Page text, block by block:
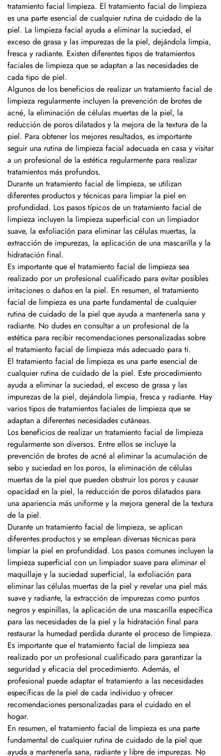
tratamiento facial limpieza. El tratamiento facial de limpieza
es una parte esencial de cualquier rutina de cuidado de la
piel. La limpieza facial ayuda a eliminar la suciedad, el
exceso de grasa y las impurezas de la piel, dejándola limpia,
fresca y radiante. Existen diferentes tipos de tratamientos
faciales de limpieza que se adaptan a las necesidades de
cada tipo de piel.
Algunos de los beneficios de realizar un tratamiento facial de
limpieza regularmente incluyen la prevención de brotes de
acné, la eliminación de células muertas de la piel, la
reducción de poros dilatados y la mejora de la textura de la
piel. Para obtener los mejores resultados, es importante
seguir una rutina de limpieza facial adecuada en casa y visitar
a un profesional de la estética regularmente para realizar
tratamientos más profundos.
Durante un tratamiento facial de limpieza, se utilizan
diferentes productos y técnicas para limpiar la piel en
profundidad. Los pasos típicos de un tratamiento facial de
limpieza incluyen la limpieza superficial con un limpiador
suave, la exfoliación para eliminar las células muertas, la
extracción de impurezas, la aplicación de una mascarilla y la
hidratación final.
Es importante que el tratamiento facial de limpieza sea
realizado por un profesional cualificado para evitar posibles
irritaciones o daños en la piel. En resumen, el tratamiento
facial de limpieza es una parte fundamental de cualquier
rutina de cuidado de la piel que ayuda a mantenerla sana y
radiante. No dudes en consultar a un profesional de la
estética para recibir recomendaciones personalizadas sobre
el tratamiento facial de limpieza más adecuado para ti.
El tratamiento facial de limpieza es una parte esencial de
cualquier rutina de cuidado de la piel. Este procedimiento
ayuda a eliminar la suciedad, el exceso de grasa y las
impurezas de la piel, dejándola limpia, fresca y radiante. Hay
varios tipos de tratamientos faciales de limpieza que se
adaptan a diferentes necesidades cutáneas.
Los beneficios de realizar un tratamiento facial de limpieza
regularmente son diversos. Entre ellos se incluye la
prevención de brotes de acné al eliminar la acumulación de
sebo y suciedad en los poros, la eliminación de células
muertas de la piel que pueden obstruir los poros y causar
opacidad en la piel, la reducción de poros dilatados para
una apariencia más uniforme y la mejora general de la textura
de la piel.
Durante un tratamiento facial de limpieza, se aplican
diferentes productos y se emplean diversas técnicas para
limpiar la piel en profundidad. Los pasos comunes incluyen la
limpieza superficial con un limpiador suave para eliminar el
maquillaje y la suciedad superficial, la exfoliación para
eliminar las células muertas de la piel y revelar una piel más
suave y radiante, la extracción de impurezas como puntos
negros y espinillas, la aplicación de una mascarilla específica
para las necesidades de la piel y la hidratación final para
restaurar la humedad perdida durante el proceso de limpieza.
Es importante que el tratamiento facial de limpieza sea
realizado por un profesional cualificado para garantizar la
seguridad y eficacia del procedimiento. Además, el
profesional puede adaptar el tratamiento a las necesidades
específicas de la piel de cada individuo y ofrecer
recomendaciones personalizadas para el cuidado en el
hogar.
En resumen, el tratamiento facial de limpieza es una parte
fundamental de cualquier rutina de cuidado de la piel que
ayuda a mantenerla sana, radiante y libre de impurezas. No